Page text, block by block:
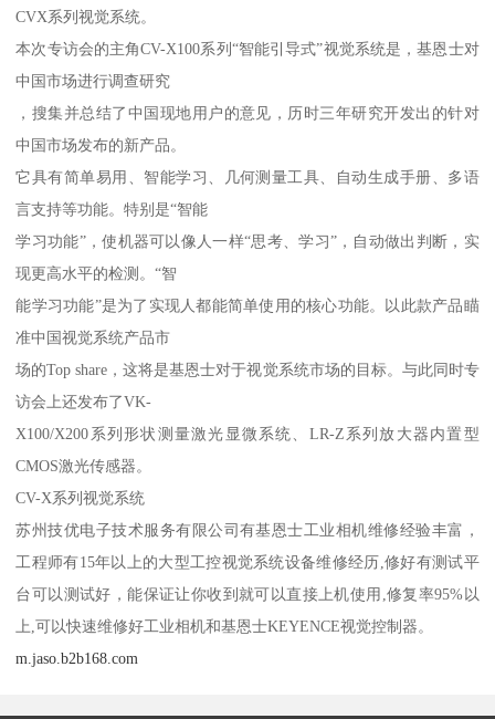
CVX系列视觉系统。
本次专访会的主角CV-X100系列“智能引导式”视觉系统是，基恩士对
中国市场进行调查研究
，搜集并总结了中国现地用户的意见，历时三年研究开发出的针对
中国市场发布的新产品。
它具有简单易用、智能学习、几何测量工具、自动生成手册、多语
言支持等功能。特别是“智能
学习功能”，使机器可以像人一样“思考、学习”，自动做出判断，实
现更高水平的检测。“智
能学习功能”是为了实现人都能简单使用的核心功能。以此款产品瞄
准中国视觉系统产品市
场的Top share，这将是基恩士对于视觉系统市场的目标。与此同时专
访会上还发布了VK-
X100/X200系列形状测量激光显微系统、LR-Z系列放大器内置型
CMOS激光传感器。
CV-X系列视觉系统
苏州技优电子技术服务有限公司有基恩士工业相机维修经验丰富，
工程师有15年以上的大型工控视觉系统设备维修经历,修好有测试平
台可以测试好，能保证让你收到就可以直接上机使用,修复率95%以
上,可以快速维修好工业相机和基恩士KEYENCE视觉控制器。
m.jaso.b2b168.com